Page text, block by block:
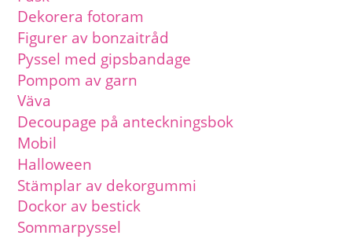
Dekorera fotoram
Figurer av bonzaitråd
Pyssel med gipsbandage
Pompom av garn
Väva
Decoupage på anteckningsbok
Mobil
Halloween
Stämplar av dekorgummi
Dockor av bestick
Sommarpyssel